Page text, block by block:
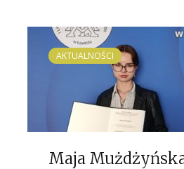
AKTUALNOŚCI
Maja